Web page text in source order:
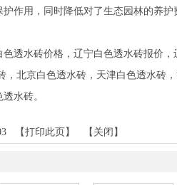
作用，同时降低对了生态园林的养护
透水砖价格，辽宁白色透水砖报价
， 北京白色透水砖 ， 天津白色透水砖 ，
透水砖。
【打印此页 】 【 关闭 】